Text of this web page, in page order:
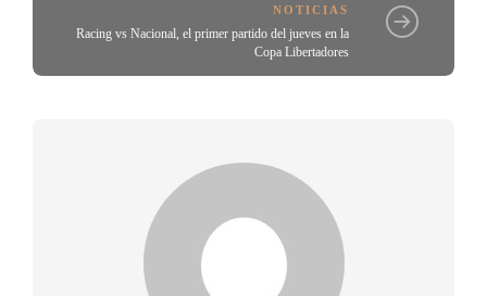
NOTICIAS
Racing vs Nacional, el primer partido del jueves en la
Copa Libertadores